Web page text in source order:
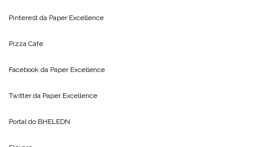
Pinterest da Paper Excellence
Pizza Cafe
Facebook da Paper Excellence
Twitter da Paper Excellence
Portal do BHELEDN